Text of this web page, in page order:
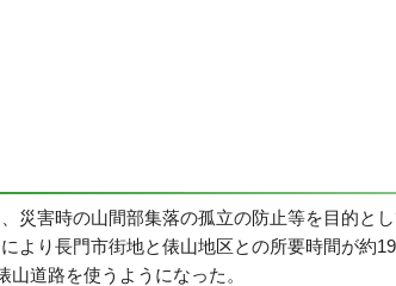
災害時の山間部集落の孤立の防止等を目的と
より長門市街地と俵山地区との所要時間が約
道路を使うようになった。